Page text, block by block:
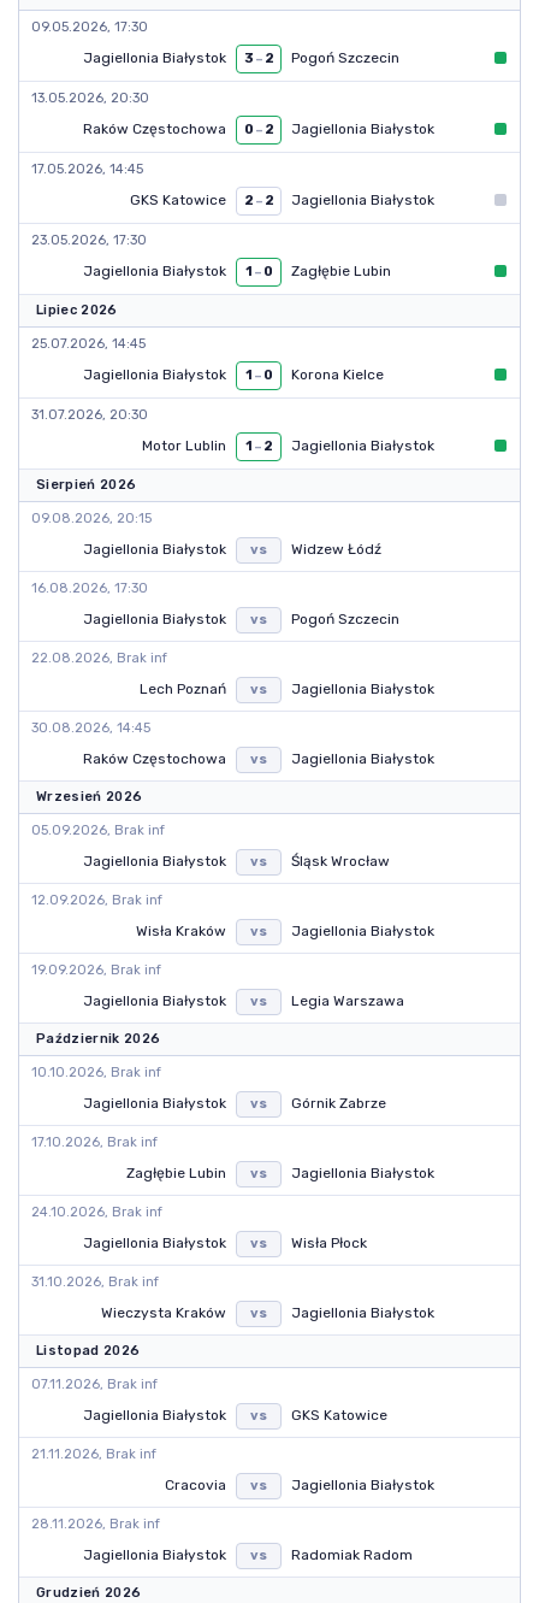
09.05.2026, 17:30
Jagiellonia Białystok 3 – 2 Pogoń Szczecin
13.05.2026, 20:30
Raków Częstochowa 0 – 2 Jagiellonia Białystok
17.05.2026, 14:45
GKS Katowice 2 – 2 Jagiellonia Białystok
23.05.2026, 17:30
Jagiellonia Białystok 1 – 0 Zagłębie Lubin
Lipiec 2026
25.07.2026, 14:45
Jagiellonia Białystok 1 – 0 Korona Kielce
31.07.2026, 20:30
Motor Lublin 1 – 2 Jagiellonia Białystok
Sierpień 2026
09.08.2026, 20:15
Jagiellonia Białystok vs Widzew Łódź
16.08.2026, 17:30
Jagiellonia Białystok vs Pogoń Szczecin
22.08.2026, Brak inf
Lech Poznań vs Jagiellonia Białystok
30.08.2026, 14:45
Raków Częstochowa vs Jagiellonia Białystok
Wrzesień 2026
05.09.2026, Brak inf
Jagiellonia Białystok vs Śląsk Wrocław
12.09.2026, Brak inf
Wisła Kraków vs Jagiellonia Białystok
19.09.2026, Brak inf
Jagiellonia Białystok vs Legia Warszawa
Październik 2026
10.10.2026, Brak inf
Jagiellonia Białystok vs Górnik Zabrze
17.10.2026, Brak inf
Zagłębie Lubin vs Jagiellonia Białystok
24.10.2026, Brak inf
Jagiellonia Białystok vs Wisła Płock
31.10.2026, Brak inf
Wieczysta Kraków vs Jagiellonia Białystok
Listopad 2026
07.11.2026, Brak inf
Jagiellonia Białystok vs GKS Katowice
21.11.2026, Brak inf
Cracovia vs Jagiellonia Białystok
28.11.2026, Brak inf
Jagiellonia Białystok vs Radomiak Radom
Grudzień 2026